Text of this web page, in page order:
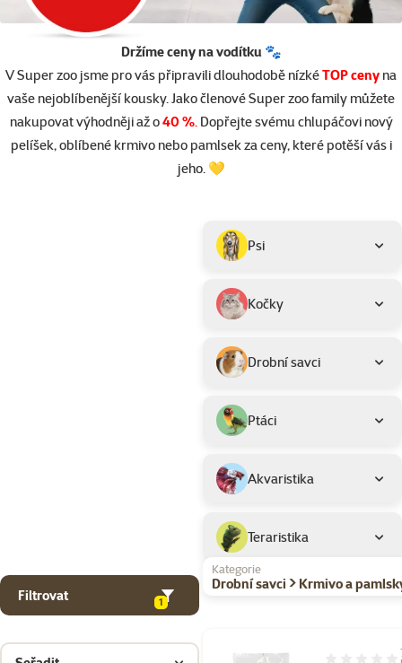
Držíme ceny na vodítku 🐾
V Super zoo jsme pro vás připravili dlouhodobě nízkéTOP ceny na
vaše nejoblíbenější kousky. Jako členové Super zoo family můžete
nakupovat výhodněji až o40 %.Dopřejte svému chlupáčovi nový
pelíšek, oblíbené krmivo nebo pamlsek za ceny, které potěší vás i
jeho. 💛
Podkategorie
Psi
Kočky
Drobní savci
Ptáci
Akvaristika
Teraristika
Filtrovat 1
Kategorie
Drobní savci > Krmivo a